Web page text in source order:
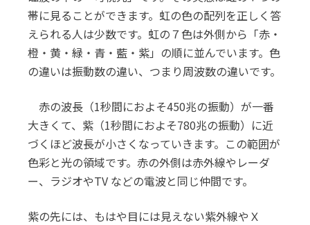
帯に見ることができます。虹の色の配列を正しく答
えられる人は少数です。虹の７色は外側から「赤・
橙・黄・緑・青・藍・紫」の順に並んでいます。色
の違いは振動数の違い、つまり周波数の違いです。
赤の波長（1秒間におよそ450兆の振動）が一番
大きくて、紫（1秒間におよそ780兆の振動）に近
づくほど波長が小さくなっていきます。この範囲が
色彩と光の領域です。赤の外側は赤外線やレーダ
ー、ラジオやTV などの電波と同じ仲間です。
紫の先には、もはや目には見えない紫外線やＸ